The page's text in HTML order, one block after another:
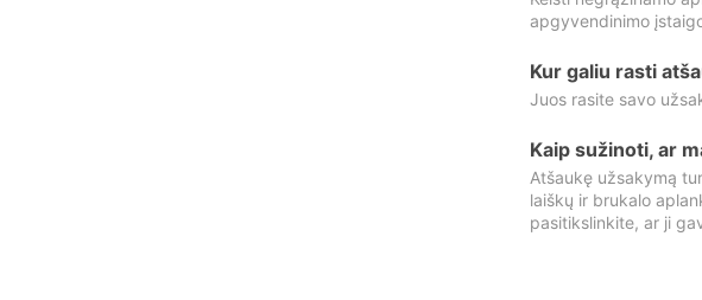
apgyvendinimo
Kur galiu rasti
Juos rasite savo
Kaip sužinoti, ar
Atšaukę užsakymą
laiškų ir brukalo
pasitikslinkite, ar ji